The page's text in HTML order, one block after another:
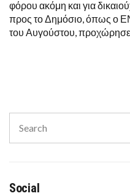
φόρου ακόμη και για
προς το Δημόσιο, όπως ο
του Αυγούστου,
for:
Social